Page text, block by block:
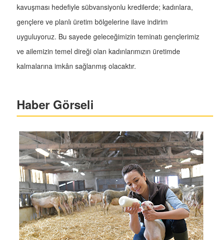
kavuşması hedefiyle sübvansiyonlu kredilerde; kadınlara,
gençlere ve planlı üretim bölgelerine ilave indirim
uyguluyoruz. Bu sayede geleceğimizin teminatı gençlerimiz
ve ailemizin temel direği olan kadınlarımızın üretimde
kalmalarına imkân sağlanmış olacaktır.
Haber Görseli